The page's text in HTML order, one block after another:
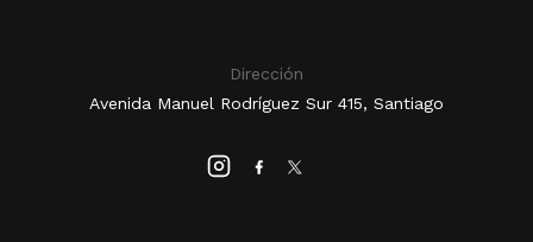
Dirección
Avenida Manuel Rodríguez Sur 415, Santiago